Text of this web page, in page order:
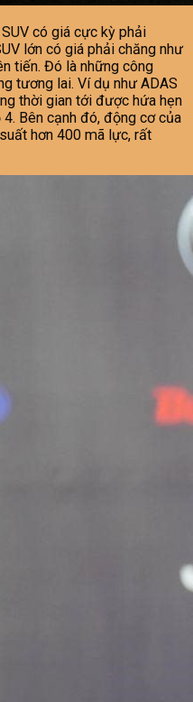
có giá cực kỳ phải
lớn có giá phải chăng như
tiến. Đó là những công
tương lai. Ví dụ như ADAS
thời gian tới được hứa hẹn
Bên cạnh đó, động cơ của
hơn 400 mã lực, rất